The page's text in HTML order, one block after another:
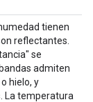
tienen
reflectantes.
se
admiten
hielo, y
La temperatura